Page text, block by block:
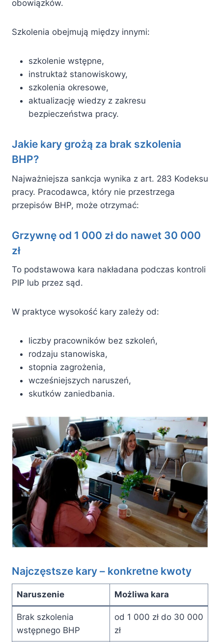
obowiązków.
Szkolenia obejmują między innymi:
szkolenie wstępne,
instruktaż stanowiskowy,
szkolenia okresowe,
aktualizację wiedzy z zakresu
bezpieczeństwa pracy.
Jakie kary grożą za brak szkolenia
BHP?
Najważniejsza sankcja wynika z art. 283 Kodeksu
pracy. Pracodawca, który nie przestrzega
przepisów BHP, może otrzymać:
Grzywnę od 1 000 zł do nawet 30 000
zł
To podstawowa kara nakładana podczas kontroli
PIP lub przez sąd.
W praktyce wysokość kary zależy od:
liczby pracowników bez szkoleń,
rodzaju stanowiska,
stopnia zagrożenia,
wcześniejszych naruszeń,
skutków zaniedbania.
Najczęstsze kary – konkretne kwoty
Naruszenie Możliwa kara
Brak szkolenia
wstępnego BHP
od 1 000 zł do 30 000
zł